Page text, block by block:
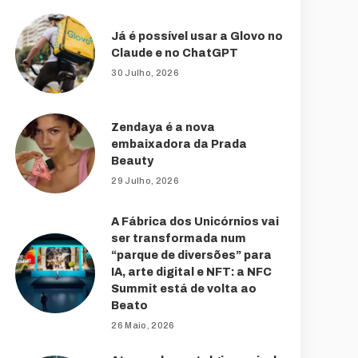
Já é possível usar a Glovo no
Claude e no ChatGPT
30 Julho, 2026
Zendaya é a nova
embaixadora da Prada
Beauty
29 Julho, 2026
A Fábrica dos Unicórnios vai
ser transformada num
“parque de diversões” para
IA, arte digital e NFT: a NFC
Summit está de volta ao
Beato
26 Maio, 2026